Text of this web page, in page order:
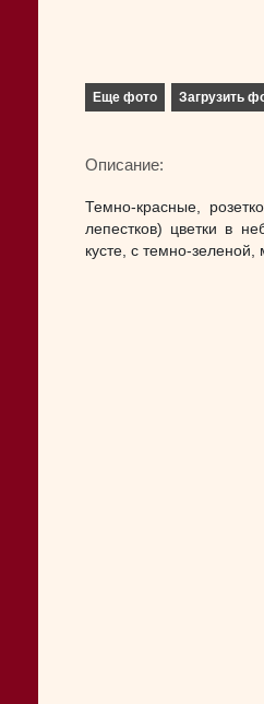
Еще фото Загрузить
Описание:
Темно-красные,
лепестков) цветки в
кусте, с темно-